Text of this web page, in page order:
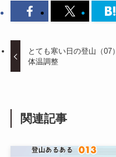
とても寒い日の登山（07）
体温調整
関連記事